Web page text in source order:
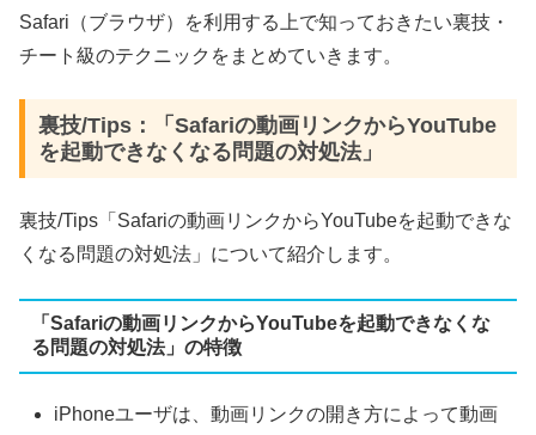
Safari（ブラウザ）を利用する上で知っておきたい裏技・
チート級のテクニックをまとめていきます。
裏技/Tips：「Safariの動画リンクからYouTube
を起動できなくなる問題の対処法」
裏技/Tips「Safariの動画リンクからYouTubeを起動できな
くなる問題の対処法」について紹介します。
「Safariの動画リンクからYouTubeを起動できなくな
る問題の対処法」の特徴
iPhoneユーザは、動画リンクの開き方によって動画